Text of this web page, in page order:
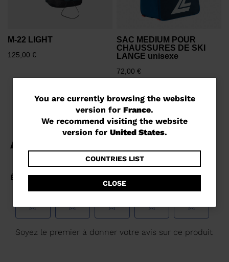
You
are
currently
website
version
for
France.
We
You are currently browsing the website
version for France.
We recommend visiting the website
version for United States.
COUNTRIES LIST
CLOSE
M-22 LIGHT
125,00 €
SAC MEDIUM POUR
CHAUSSURES DE SKI
LANGE unisexe
72,00 €